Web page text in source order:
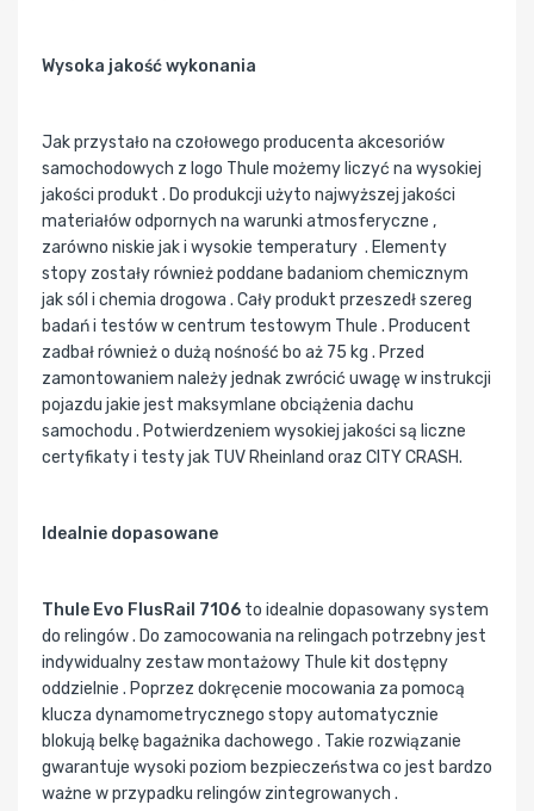
Wysoka jakość wykonania
Jak przystało na czołowego producenta akcesoriów
samochodowych z logo Thule możemy liczyć na wysokiej
jakości produkt . Do produkcji użyto najwyższej jakości
materiałów odpornych na warunki atmosferyczne ,
zarówno niskie jak i wysokie temperatury . Elementy
stopy zostały również poddane badaniom chemicznym
jak sól i chemia drogowa . Cały produkt przeszedł szereg
badań i testów w centrum testowym Thule . Producent
zadbał również o dużą nośność bo aż 75 kg . Przed
zamontowaniem należy jednak zwrócić uwagę w instrukcji
pojazdu jakie jest maksymlane obciążenia dachu
samochodu . Potwierdzeniem wysokiej jakości są liczne
certyfikaty i testy jak TUV Rheinland oraz CITY CRASH.
Idealnie dopasowane
Thule Evo FlusRail 7106 to idealnie dopasowany system
do relingów . Do zamocowania na relingach potrzebny jest
indywidualny zestaw montażowy Thule kit dostępny
oddzielnie . Poprzez dokręcenie mocowania za pomocą
klucza dynamometrycznego stopy automatycznie
blokują belkę bagażnika dachowego . Takie rozwiązanie
gwarantuje wysoki poziom bezpieczeństwa co jest bardzo
ważne w przypadku relingów zintegrowanych .